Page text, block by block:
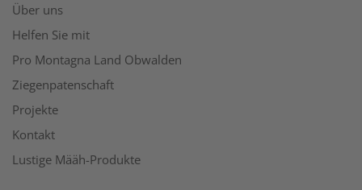
Über uns
Helfen Sie mit
Pro Montagna Land Obwalden
Ziegenpatenschaft
Projekte
Kontakt
Lustige Määh-Produkte